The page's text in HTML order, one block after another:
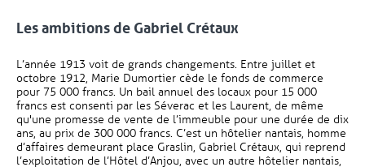
Les ambitions de Gabriel Crétaux
L’année 1913 voit de grands changements. Entre juillet et
octobre 1912, Marie Dumortier cède le fonds de commerce
pour 75 000 francs. Un bail annuel des locaux pour 15 000
francs est consenti par les Séverac et les Laurent, de même
qu'une promesse de vente de l’immeuble pour une durée de dix
ans, au prix de 300 000 francs. C’est un hôtelier nantais, homme
d’affaires demeurant place Graslin, Gabriel Crétaux, qui reprend
l’exploitation de l’Hôtel d’Anjou, avec un autre hôtelier nantais,